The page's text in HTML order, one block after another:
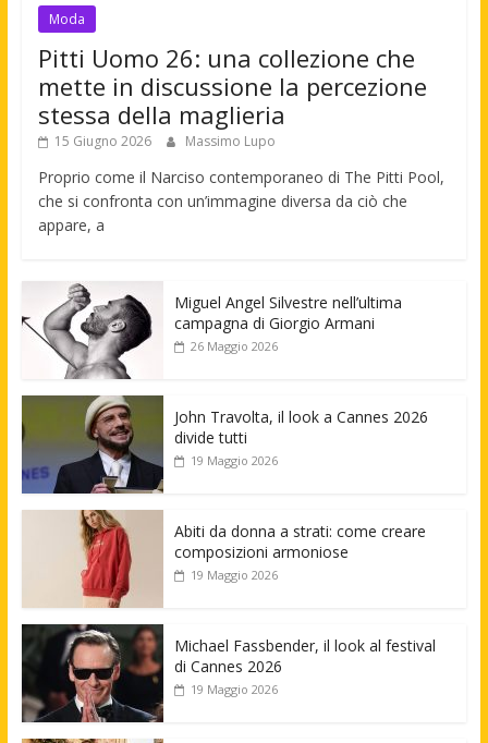
Moda
Pitti Uomo 26: una collezione che
mette in discussione la percezione
stessa della maglieria
15 Giugno 2026 Massimo Lupo
Proprio come il Narciso contemporaneo di The Pitti Pool,
che si confronta con un’immagine diversa da ciò che
appare, a
Miguel Angel Silvestre nell’ultima
campagna di Giorgio Armani
26 Maggio 2026
John Travolta, il look a Cannes 2026
divide tutti
19 Maggio 2026
Abiti da donna a strati: come creare
composizioni armoniose
19 Maggio 2026
Michael Fassbender, il look al festival
di Cannes 2026
19 Maggio 2026